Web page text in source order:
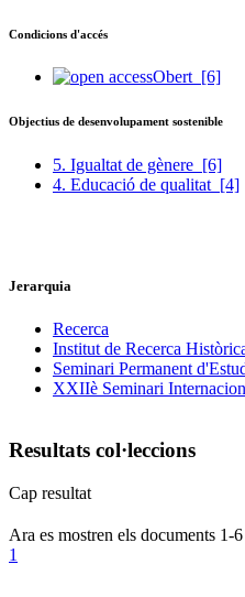
Condicions d'accés
Obert [6]
Objectius de desenvolupament sostenible
5. Igualtat de gènere [6]
4. Educació de qualitat [4]
Jerarquia
Recerca
Institut de Recerca
Seminari Permanent
XXIIè Seminari
Resultats col·leccions
Cap resultat
Ara es mostren els documents 1-6
1